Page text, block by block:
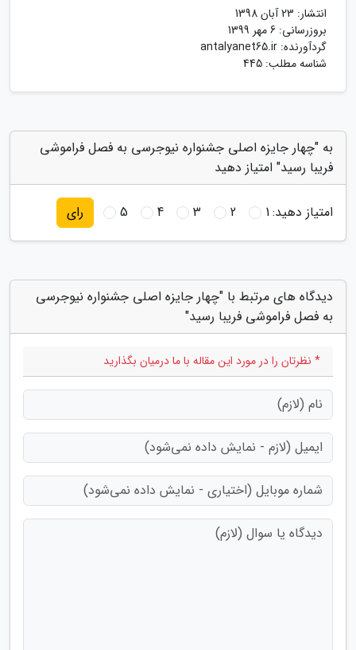
انتشار: 23 آبان 1398
بروزرسانی: 6 مهر 1399
گردآورنده: antalyanet65.ir
شناسه مطلب: 445
به "چهار جایزه اصلی جشنواره نیوجرسی به فصل فراموشی
فریبا رسید" امتیاز دهید
امتیاز دهید:1
2
3
4
5 رای
دیدگاه های مرتبط با "چهار جایزه اصلی جشنواره نیوجرسی
به فصل فراموشی فریبا رسید"
* نظرتان را در مورد این مقاله با ما درمیان بگذارید